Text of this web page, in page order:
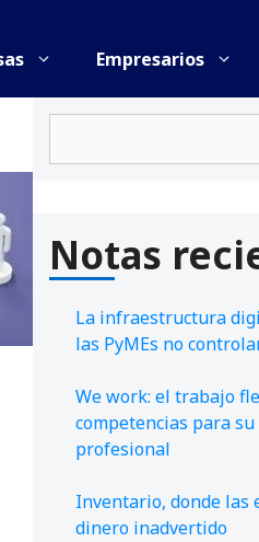
Empresarios
Notas
La infraestructura
las PyMEs no
We work: el trabajo
competencias para
profesional
Inventario, donde las
dinero inadvertido